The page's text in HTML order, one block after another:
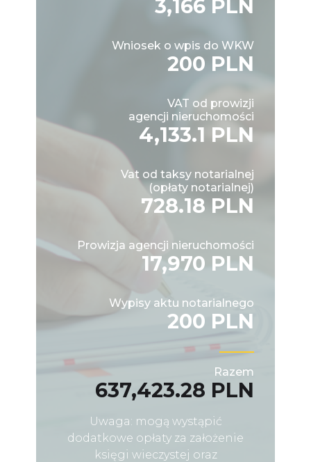
3,166 PLN
Wniosek o wpis do WKW
200 PLN
VAT od prowizji
agencji nieruchomości
4,133.1 PLN
Vat od taksy notarialnej
(opłaty notarialnej)
728.18 PLN
Prowizja agencji nieruchomości
17,970 PLN
Wypisy aktu notarialnego
200 PLN
Razem
637,423.28 PLN
Uwaga: mogą wystąpić
dodatkowe opłaty za założenie
księgi wieczystej oraz